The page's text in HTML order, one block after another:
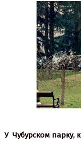
У Чубурском парку,